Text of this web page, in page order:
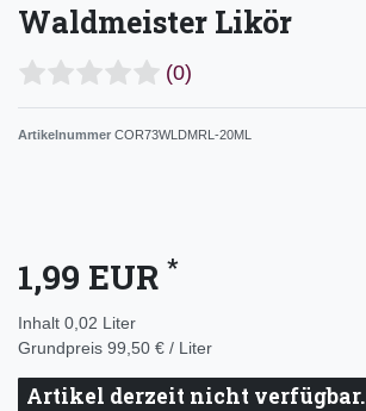
Waldmeister Likör
(0)
Artikelnummer COR73WLDMRL-20ML
1,99 EUR *
Inhalt 0,02 Liter
Grundpreis 99,50 € / Liter
Artikel derzeit nicht verfügbar.